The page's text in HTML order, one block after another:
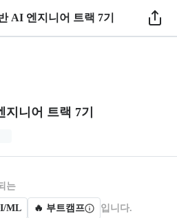
AI 엔지니어 트랙 7기
1 / 11
니어 트랙 7기
트, 과정명: 딥러닝 모델 기반
사 정보를 카드 형태로 제공한다.
는
ML 🔥 부트캠프 입니다.